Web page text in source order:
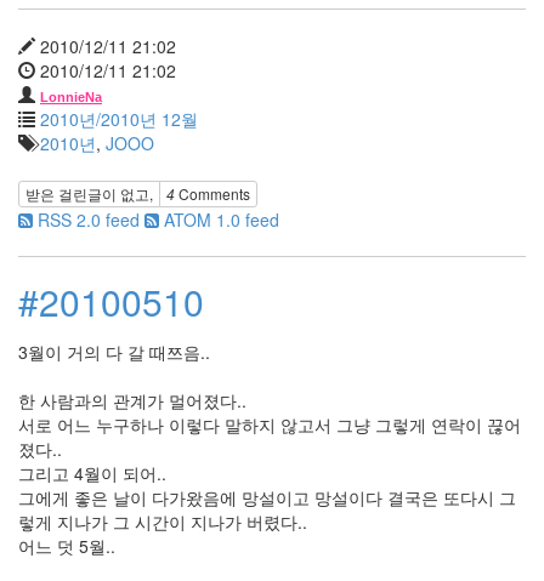
2010/12/11 21:02
2010/12/11 21:02
LonnieNa
2010년/2010년 12월
2010년, JOOO
받은 걸린글이 없고, 4Comments
RSS 2.0 feed ATOM 1.0 feed
#20100510
3월이 거의 다 갈 때쯔음..
한 사람과의 관계가 멀어졌다..
서로 어느 누구하나 이렇다 말하지 않고서 그냥 그렇게 연락이 끊어
졌다..
그리고 4월이 되어..
그에게 좋은 날이 다가왔음에 망설이고 망설이다 결국은 또다시 그
렇게 지나가 그 시간이 지나가 버렸다..
어느 덧 5월..
Tatter
Tip
10
Life/Food
3
etc
web
clips
1
포
앨
215
행
14
풍
경
13
우
리